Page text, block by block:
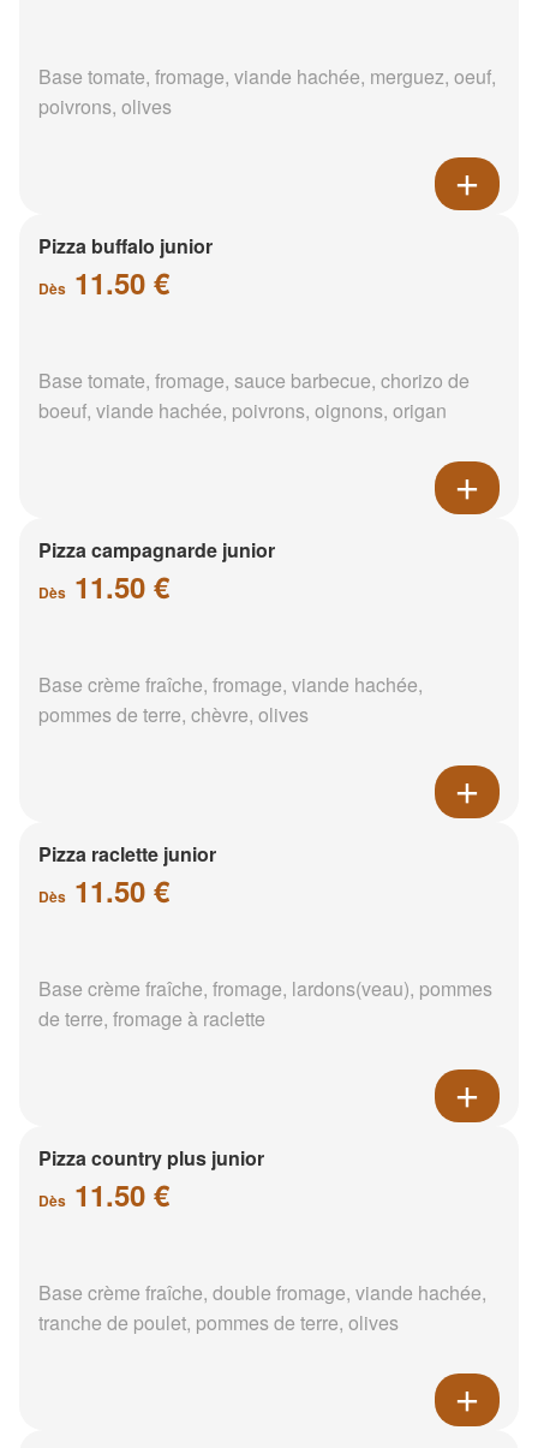
Base tomate, fromage, viande hachée, merguez, oeuf,
poivrons, olives
Pizza buffalo junior
Dès 11.50 €
Base tomate, fromage, sauce barbecue, chorizo de
boeuf, viande hachée, poivrons, oignons, origan
Pizza campagnarde junior
Dès 11.50 €
Base crème fraîche, fromage, viande hachée,
pommes de terre, chèvre, olives
Pizza raclette junior
Dès 11.50 €
Base crème fraîche, fromage, lardons(veau), pommes
de terre, fromage à raclette
Pizza country plus junior
Dès 11.50 €
Base crème fraîche, double fromage, viande hachée,
tranche de poulet, pommes de terre, olives